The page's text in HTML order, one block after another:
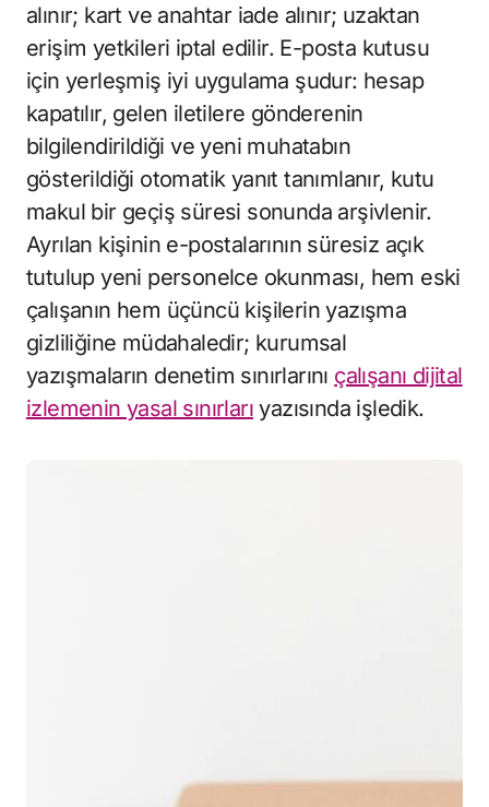
alınır; kart ve anahtar iade alınır; uzaktan
erişim yetkileri iptal edilir. E-posta kutusu
için yerleşmiş iyi uygulama şudur: hesap
kapatılır, gelen iletilere gönderenin
bilgilendirildiği ve yeni muhatabın
gösterildiği otomatik yanıt tanımlanır, kutu
makul bir geçiş süresi sonunda arşivlenir.
Ayrılan kişinin e-postalarının süresiz açık
tutulup yeni personelce okunması, hem eski
çalışanın hem üçüncü kişilerin yazışma
gizliliğine müdahaledir; kurumsal
yazışmaların denetim sınırlarını çalışanı dijital
izlemenin yasal sınırları yazısında işledik.